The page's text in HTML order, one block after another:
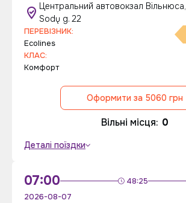
Центральний автовокзал Вільнюса,
Sodų g. 22
ПЕРЕВІЗНИК:
Ecolines
КЛАС:
Комфорт
Оформити за 5060 грн
Вільні місця: 0
Деталі поїздки
07:00 48:25
2026-08-07